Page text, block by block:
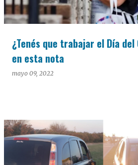
¿Tenés que trabajar el Día
en esta nota
mayo 09, 2022